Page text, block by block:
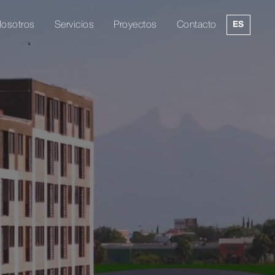
Servicios Proyectos Contacto ES